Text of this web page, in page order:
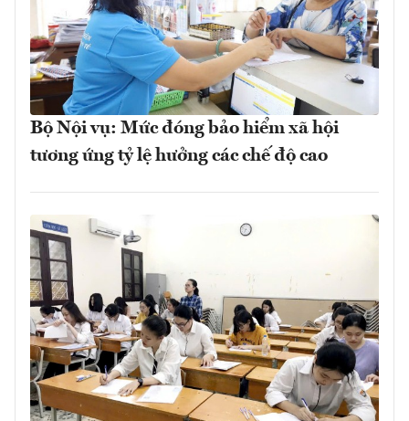
Bộ Nội vụ: Mức đóng bảo hiểm xã hội
tương ứng tỷ lệ hưởng các chế độ cao